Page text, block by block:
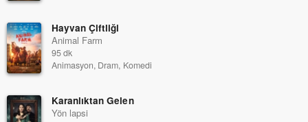
Hayvan Çiftliği
Animal Farm
95 dk
Animasyon, Dram, Komedi
Karanlıktan Gelen
Yön lapsi